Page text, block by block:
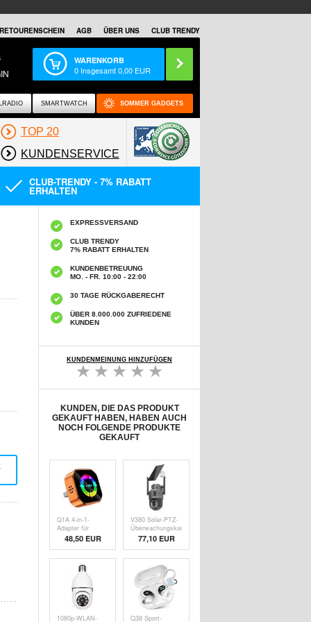
RETOURENSCHEIN AGB ÜBER UNS CLUB TRENDY
WARENKORB
0 Insgesamt0,00 EUR
SMARTWATCH SOMMER GADGETS
TOP 20
KUNDENSERVICE
CLUB-TRENDY - 7% RABATT
ERHALTEN
EXPRESSVERSAND
CLUB TRENDY
7% RABATT ERHALTEN
KUNDENBETREUUNG
MO. - FR. 10:00 - 22:00
30 TAGE RÜCKGABERECHT
ÜBER 8.000.000 ZUFRIEDENE
KUNDEN
KUNDENMEINUNG HINZUFÜGEN
KUNDEN, DIE DAS PRODUKT
GEKAUFT HABEN, HABEN AUCH
NOCH FOLGENDE PRODUKTE
GEKAUFT
Q1A 4-in-1-
Adapter für
CarPlay/Android
Auto mit AirPlay
und MirrorLink -
Orange / Bunt
48,50 EUR
V380 Solar-PTZ-
Überwachungskamera
für den
Außenbereich mit
Vollfarb-
Nachtsicht
77,10 EUR
1080p-WLAN-
Q38 Sport-